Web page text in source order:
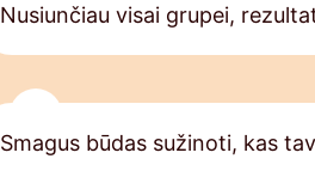
Nusiunčiau visai grupei,
Smagus būdas sužinoti, kas